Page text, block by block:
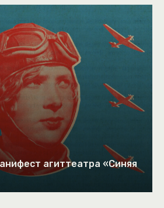
агиттеатра «Синяя